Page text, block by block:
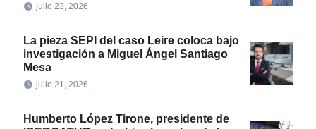
julio 23, 2026
La pieza SEPI del caso Leire coloca bajo
investigación a Miguel Ángel Santiago
Mesa
julio 21, 2026
Humberto López Tirone, presidente de